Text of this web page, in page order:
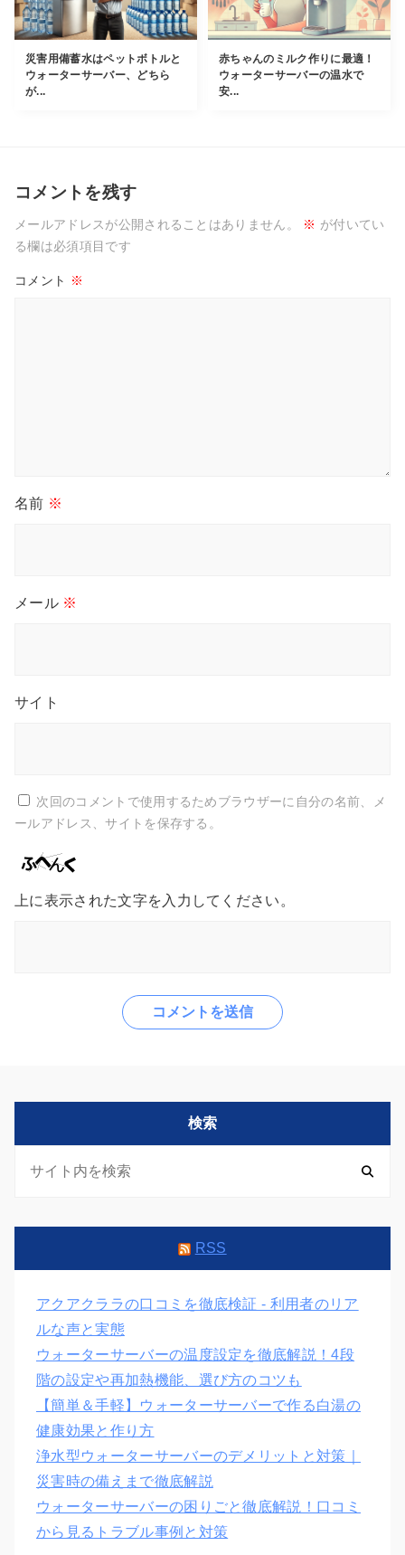
災害用備蓄水はペットボトルと
ウォーターサーバー、どちら
が...
赤ちゃんのミルク作りに最適！
ウォーターサーバーの温水で
安...
コメントを残す
メールアドレスが公開されることはありません。 ※ が付いてい
る欄は必須項目です
コメント ※
名前 ※
メール ※
サイト
次回のコメントで使用するためブラウザーに自分の名前、メ
ールアドレス、サイトを保存する。
上に表示された文字を入力してください。
検索
RSS
アクアクララの口コミを徹底検証 - 利用者のリア
ルな声と実態
ウォーターサーバーの温度設定を徹底解説！4段
階の設定や再加熱機能、選び方のコツも
【簡単＆手軽】ウォーターサーバーで作る白湯の
健康効果と作り方
浄水型ウォーターサーバーのデメリットと対策｜
災害時の備えまで徹底解説
ウォーターサーバーの困りごと徹底解説！口コミ
から見るトラブル事例と対策